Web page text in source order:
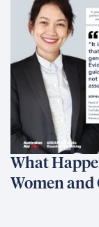
What
Women and